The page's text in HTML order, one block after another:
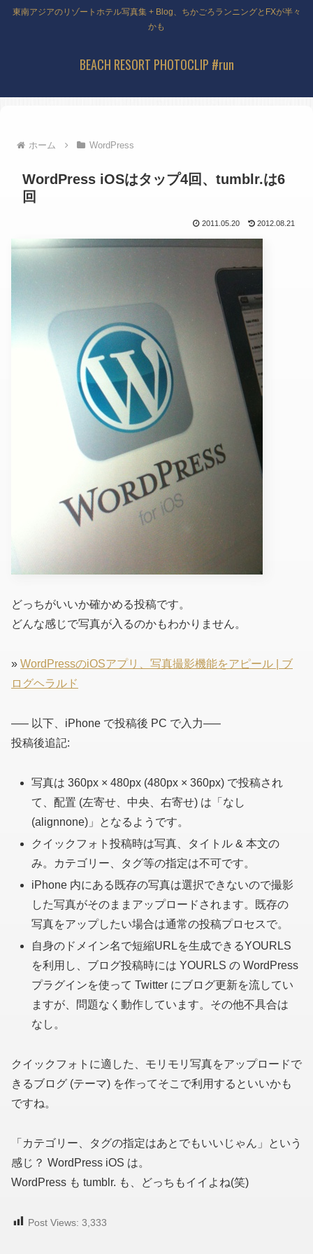
東南アジアのリゾートホテル写真集 + Blog、ちかごろランニングとFXが半々
かも
BEACH RESORT PHOTOCLIP #run
ホーム WordPress
WordPress iOSはタップ4回、tumblr.は6
回
2011.05.20 2012.08.21
どっちがいいか確かめる投稿です。
どんな感じで写真が入るのかもわかりません。
» WordPressのiOSアプリ、写真撮影機能をアピール | ブ
ログヘラルド
—– 以下、iPhone で投稿後 PC で入力—–
投稿後追記:
写真は 360px × 480px (480px × 360px) で投稿され
て、配置 (左寄せ、中央、右寄せ) は「なし
(alignnone) 」となるようです。
クイックフォト投稿時は写真、タイトル & 本文の
み。カテゴリー、タグ等の指定は不可です。
iPhone 内にある既存の写真は選択できないので撮影
した写真がそのままアップロードされます。既存の
写真をアップしたい場合は通常の投稿プロセスで。
自身のドメイン名で短縮URLを生成できるYOURLS
を利用し、ブログ投稿時には YOURLS の WordPress
プラグインを使って Twitter にブログ更新を流してい
ますが、問題なく動作しています。その他不具合は
なし。
クイックフォトに適した、モリモリ写真をアップロードで
きるブログ (テーマ) を作ってそこで利用するといいかも
ですね。
「カテゴリー、タグの指定はあとでもいいじゃん」という
感じ？ WordPress iOS は。
WordPress も tumblr. も、どっちもイイよね(笑)
Post Views: 3,333